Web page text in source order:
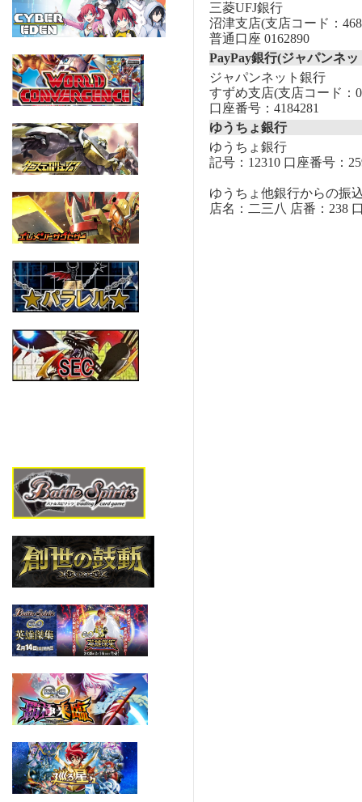
三菱UFJ銀行
沼津支店(支店コード：
普通口座 0162890
PayPay銀行(ジャパンネ
ジャパンネット銀行
すずめ支店(支店コード：
口座番号：4184281
ゆうちょ銀行
ゆうちょ銀行
記号：12310 口座番号：
ゆうちょ他銀行からの振
店名：二三八 店番：238